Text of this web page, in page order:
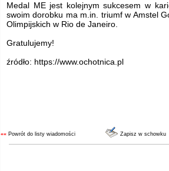
Medal ME jest kolejnym sukcesem w
swoim dorobku ma m.in. triumf w Amstel
Olimpijskich w Rio de Janeiro.
Gratulujemy!
źródło: https://www.ochotnica.pl
«« Powrót do listy wiadomości Zapisz w schowku